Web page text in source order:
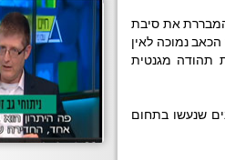
המבררת את סיבת
נמוכה לאין
תהודה מגנטית
שנעשו בתחום